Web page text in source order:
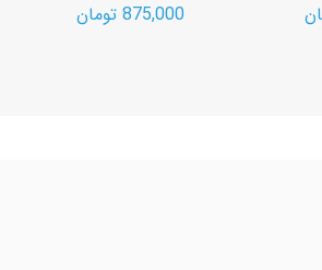
875,000 تومان